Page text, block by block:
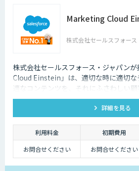
Marketing Cloud
株式会社セールスフォース
株式会社セールスフォース・ジャパン
Cloud Einstein」は、適切な時に適切な
適なコンテンツを、それにふさわしい顧
ます！
詳細を見る
利用料金 初期費用
お問合せください
お問合せください